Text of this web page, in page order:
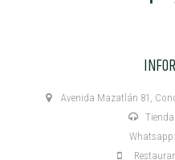
Avenida Mazatlán 81,
Tienda: